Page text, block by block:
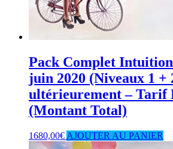
Pack Complet
juin 2020 (Niveaux 1 +
ultérieurement – Tarif
(Montant Total)
1680,00€ AJOUTER AU PANIER